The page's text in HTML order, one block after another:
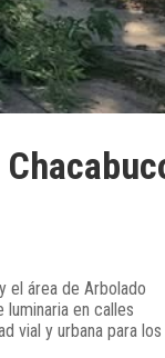
el área de Arbolado
en calles
vial y urbana para los